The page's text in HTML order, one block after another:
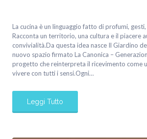
La cucina è un linguaggio fatto di profumi,
Racconta un territorio, una cultura e il piacere
convivialità.Da questa idea nasce Il Giardino
nuovo spazio firmato La Canonica –
progetto che reinterpreta il ricevimento come
vivere con tutti i sensi.Ogni…
Leggi Tutto